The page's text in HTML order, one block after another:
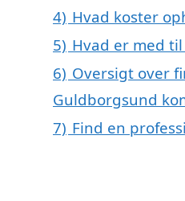
4) Hvad koster
5) Hvad er med
6) Oversigt over
Guldborgsund
7) Find en